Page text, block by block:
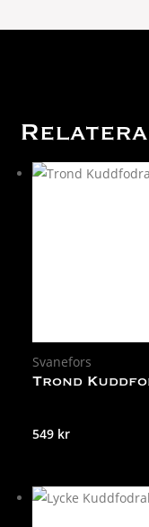
Svanefors
Trond
549 kr